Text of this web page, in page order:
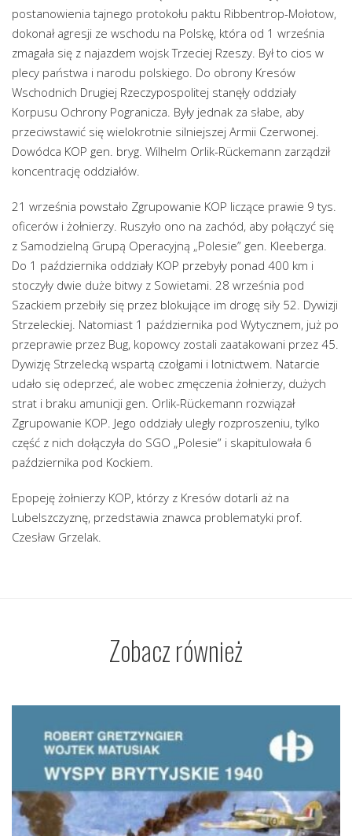
postanowienia tajnego protokołu paktu Ribbentrop-Mołotow,
dokonał agresji ze wschodu na Polskę, która od 1 września
zmagała się z najazdem wojsk Trzeciej Rzeszy. Był to cios w
plecy państwa i narodu polskiego. Do obrony Kresów
Wschodnich Drugiej Rzeczypospolitej stanęły oddziały
Korpusu Ochrony Pogranicza. Były jednak za słabe, aby
przeciwstawić się wielokrotnie silniejszej Armii Czerwonej.
Dowódca KOP gen. bryg. Wilhelm Orlik-Rückemann zarządził
koncentrację oddziałów.
21 września powstało Zgrupowanie KOP liczące prawie 9 tys.
oficerów i żołnierzy. Ruszyło ono na zachód, aby połączyć się
z Samodzielną Grupą Operacyjną „Polesie” gen. Kleeberga.
Do 1 października oddziały KOP przebyły ponad 400 km i
stoczyły dwie duże bitwy z Sowietami. 28 września pod
Szackiem przebiły się przez blokujące im drogę siły 52. Dywizji
Strzeleckiej. Natomiast 1 października pod Wytycznem, już po
przeprawie przez Bug, kopowcy zostali zaatakowani przez 45.
Dywizję Strzelecką wspartą czołgami i lotnictwem. Natarcie
udało się odeprzeć, ale wobec zmęczenia żołnierzy, dużych
strat i braku amunicji gen. Orlik-Rückemann rozwiązał
Zgrupowanie KOP. Jego oddziały uległy rozproszeniu, tylko
część z nich dołączyła do SGO „Polesie” i skapitulowała 6
października pod Kockiem.
Epopeję żołnierzy KOP, którzy z Kresów dotarli aż na
Lubelszczyznę, przedstawia znawca problematyki prof.
Czesław Grzelak.
Zobacz również